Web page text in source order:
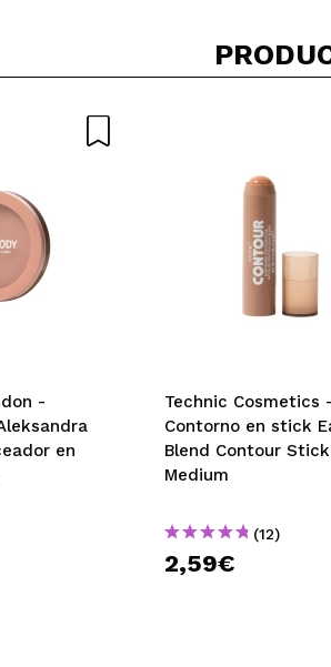
-
en
Technic Cosmetics -
Contorno en stick
Blend Contour
Medium
(12)
2,59€